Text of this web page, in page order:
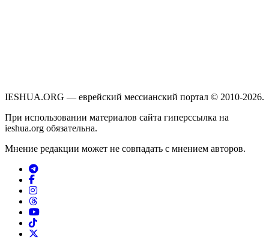
IESHUA.ORG — еврейский мессианский портал © 2010-2026.
При использовании материалов сайта гиперссылка на
ieshua.org обязательна.
Мнение редакции может не совпадать с мнением авторов.